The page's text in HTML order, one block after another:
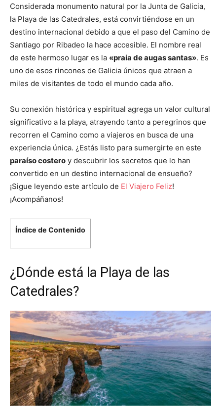
Considerada monumento natural por la Junta de Galicia,
la Playa de las Catedrales, está convirtiéndose en un
destino internacional debido a que el paso del Camino de
Santiago por Ribadeo la hace accesible. El nombre real
de este hermoso lugar es la «praia de augas santas». Es
uno de esos rincones de Galicia únicos que atraen a
miles de visitantes de todo el mundo cada año.
Su conexión histórica y espiritual agrega un valor cultural
significativo a la playa, atrayendo tanto a peregrinos que
recorren el Camino como a viajeros en busca de una
experiencia única. ¿Estás listo para sumergirte en este
paraíso costero y descubrir los secretos que lo han
convertido en un destino internacional de ensueño?
¡Sigue leyendo este artículo de El Viajero Feliz!
¡Acompáñanos!
Índice de Contenido
¿Dónde está la Playa de las
Catedrales?